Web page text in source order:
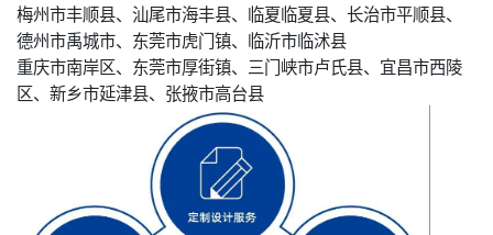
梅州市丰顺县、汕尾市海丰县、临夏临夏县、长治市平顺县、
德州市禹城市、东莞市虎门镇、临沂市临沭县
重庆市南岸区、东莞市厚街镇、三门峡市卢氏县、宜昌市西陵
区、新乡市延津县、张掖市高台县